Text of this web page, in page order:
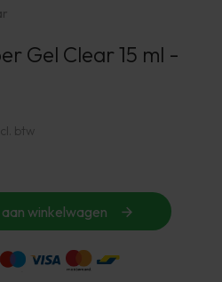
Gel Clear 15 ml -
btw
winkelwagen